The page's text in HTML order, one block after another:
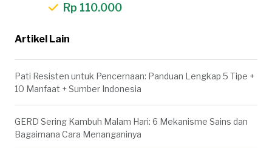
Rp 110.000
Artikel Lain
Pati Resisten untuk Pencernaan: Panduan Lengkap 5 Tipe +
10 Manfaat + Sumber Indonesia
GERD Sering Kambuh Malam Hari: 6 Mekanisme Sains dan
Bagaimana Cara Menanganinya